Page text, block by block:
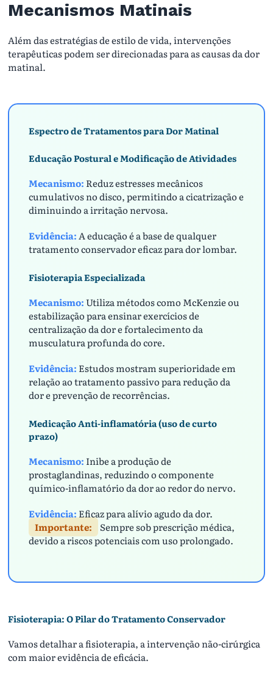
Mecanismos Matinais
Além das estratégias de estilo de vida, intervenções
terapêuticas podem ser direcionadas para as causas da dor
matinal.
Espectro de Tratamentos para Dor Matinal
Educação Postural e Modificação de Atividades
Mecanismo: Reduz estresses mecânicos
cumulativos no disco, permitindo a cicatrização e
diminuindo a irritação nervosa.
Evidência:A educação é a base de qualquer
tratamento conservador eficaz para dor lombar.
Fisioterapia Especializada
Mecanismo:Utiliza métodos como McKenzie ou
estabilização para ensinar exercícios de
centralização da dor e fortalecimento da
musculatura profunda do core.
Evidência: Estudos mostram superioridade em
relação ao tratamento passivo para redução da
dor e prevenção de recorrências.
Medicação Anti-inflamatória (uso de curto
prazo)
Mecanismo: Inibe a produção de
prostaglandinas, reduzindo o componente
químico-inflamatório da dor ao redor do nervo.
Evidência: Eficaz para alívio agudo da dor.
Importante:
Sempre sob prescrição médica,
devido a riscos potenciais com uso prolongado.
Fisioterapia: O Pilar do Tratamento Conservador
Vamos detalhar a fisioterapia, a intervenção não-cirúrgica
com maior evidência de eficácia.